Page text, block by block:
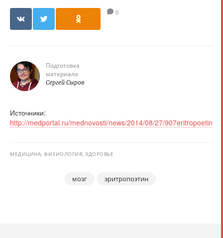
0
Подготовка
материала
Сергей Сыров
Источники:
http://medportal.ru/mednovosti/news/2014/08/27/907eritropoetin
МЕДИЦИНА, ФИЗИОЛОГИЯ, ЗДОРОВЬЕ
мозг эритропоэтин